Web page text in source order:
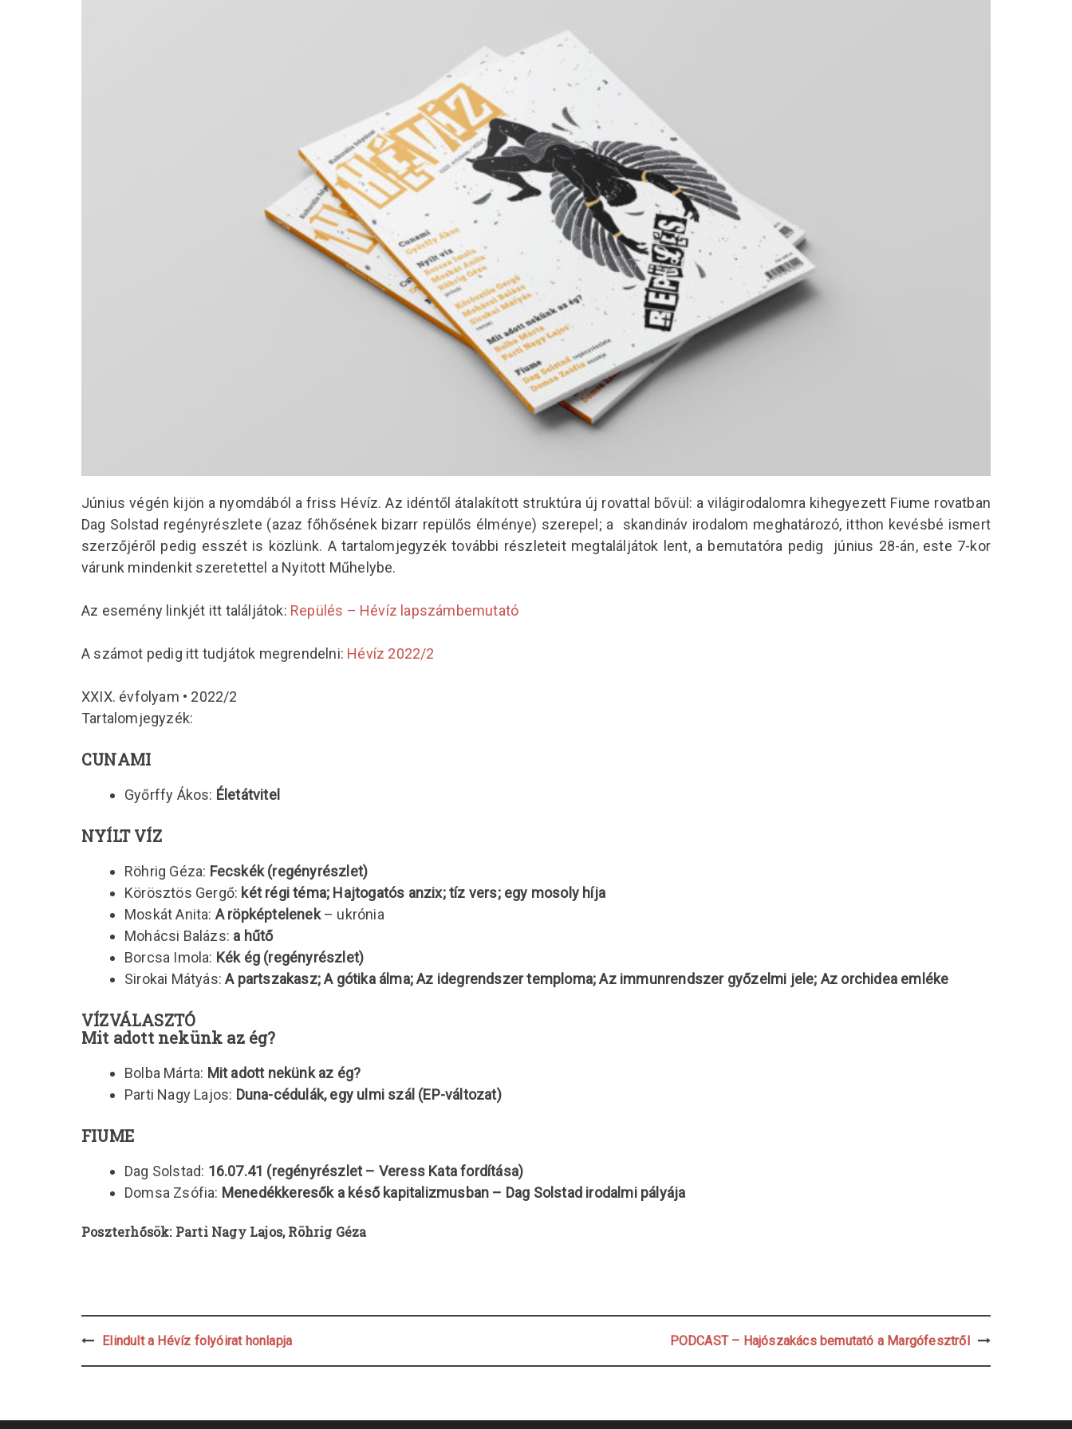
Június végén kijön a nyomdából a friss Hévíz. Az idéntől átalakított struktúra új rovattal bővül: a világirodalomra kihegyezett Fiume rovatban
Dag Solstad regényrészlete (azaz főhősének bizarr repülős élménye) szerepel; a skandináv irodalom meghatározó, itthon kevésbé ismert
szerzőjéről pedig esszét is közlünk. A tartalomjegyzék további részleteit megtaláljátok lent, a bemutatóra pedig június 28-án, este 7-kor
várunk mindenkit szeretettel a Nyitott Műhelybe.
Az esemény linkjét itt találjátok: Repülés – Hévíz lapszámbemutató
A számot pedig itt tudjátok megrendelni: Hévíz 2022/2
XXIX. évfolyam • 2022/2
Tartalomjegyzék:
CUNAMI
Győrffy Ákos: Életátvitel
NYÍLT VÍZ
Röhrig Géza: Fecskék (regényrészlet)
Körösztös Gergő: két régi téma; Hajtogatós anzix; tíz vers; egy mosoly híja
Moskát Anita: A röpképtelenek– ukrónia
Mohácsi Balázs: a hűtő
Borcsa Imola: Kék ég (regényrészlet)
Sirokai Mátyás:A partszakasz; A gótika álma; Az idegrendszer temploma; Az immunrendszer győzelmi jele; Az orchidea emléke
VÍZVÁLASZTÓ
Mit adott nekünk az ég?
Bolba Márta: Mit adott nekünk az ég?
Parti Nagy Lajos: Duna-cédulák, egy ulmi szál (EP-változat)
FIUME
Dag Solstad: 16.07.41 (regényrészlet – Veress Kata fordítása)
Domsa Zsófia: Menedékkeresők a késő kapitalizmusban – Dag Solstad irodalmi pályája
Poszterhősök: Parti Nagy Lajos,Röhrig Géza
PostElindult a Hévíz folyóirat honlapja PODCAST – Hajószakács bemutató a Margófesztről